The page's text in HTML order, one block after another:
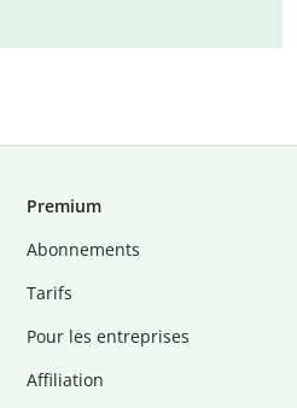
Premium
Abonnements
Tarifs
Pour les entreprises
Affiliation